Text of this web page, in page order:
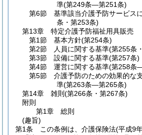
準(第249条―第251条)
第6節
基準該当介護予防サービス
条・第253条)
第13章
特定介護予防福祉用具販売
第1節
基本方針(第254条)
第2節
人員に関する基準(第255条
第3節
設備に関する基準(第257条)
第4節
運営に関する基準(第258条
第5節
介護予防のための効果的な
準(第263条―第265条)
第14章
雑則 (第266条・第267条)
附則
第1章
総則
(趣旨)
第1条
この条例は、介護保険法(平成9